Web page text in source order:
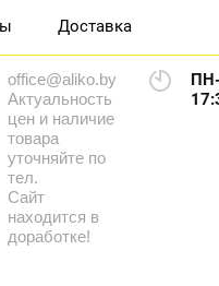
Доставка
office@aliko.by
Актуальность
цен и наличие
товара
уточняйте по
тел.
Сайт
находится в
доработке!